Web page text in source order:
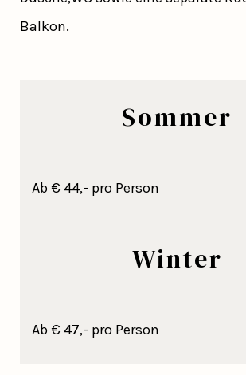
Balkon.
Sommer
Ab € 44,- pro Person
Winter
Ab € 47,- pro Person